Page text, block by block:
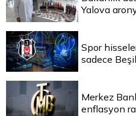
Yalova
Spor
sadece
Merkez
enflasyon